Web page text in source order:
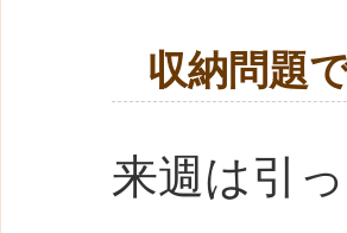
収納問題
来週は引